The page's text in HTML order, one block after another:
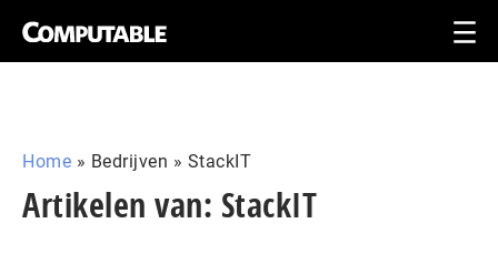
Home » Bedrijven » StackIT
Artikelen van: StackIT